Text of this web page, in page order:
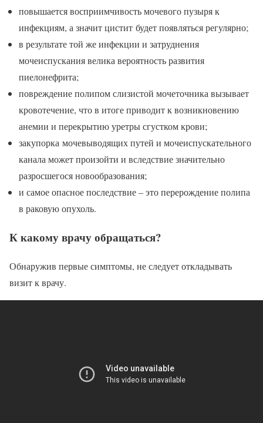
повышается восприимчивость мочевого пузыря к
инфекциям, а значит цистит будет появляться регулярно;
в результате той же инфекции и затруднения
мочеиспускания велика вероятность развития
пиелонефрита;
повреждение полипом слизистой мочеточника вызывает
кровотечение, что в итоге приводит к возникновению
анемии и перекрытию уретры сгустком крови;
закупорка мочевыводящих путей и мочеиспускательного
канала может произойти и вследствие значительно
разросшегося новообразования;
и самое опасное последствие – это перерождение полипа
в раковую опухоль.
К какому врачу обращаться?
Обнаружив первые симптомы, не следует откладывать
визит к врачу.